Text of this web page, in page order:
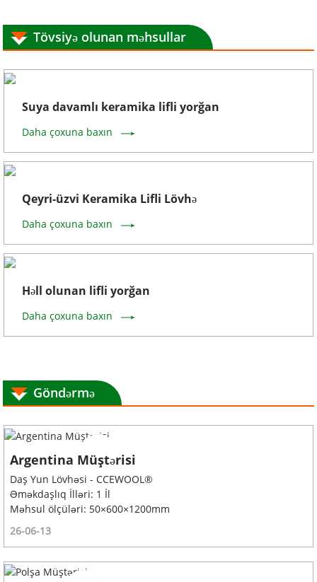
Tövsiyə olunan məhsullar
Suya davamlı keramika lifli yorğan
Daha çoxuna baxın
Qeyri-üzvi Keramika Lifli Lövhə
Daha çoxuna baxın
Həll olunan lifli yorğan
Daha çoxuna baxın
Göndərmə
Argentina Müştərisi
Daş Yun Lövhəsi - CCEWOOL®
Əməkdaşlıq İlləri: 1 İl
Məhsul ölçüləri: 50×600×1200mm
26-06-13